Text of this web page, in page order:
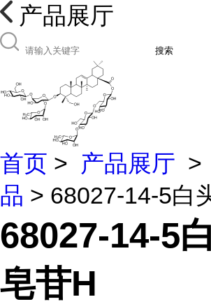
产品展厅
搜索
首页 > 产品展厅 >
品 > 68027-14-5白
68027-14-5
皂苷H